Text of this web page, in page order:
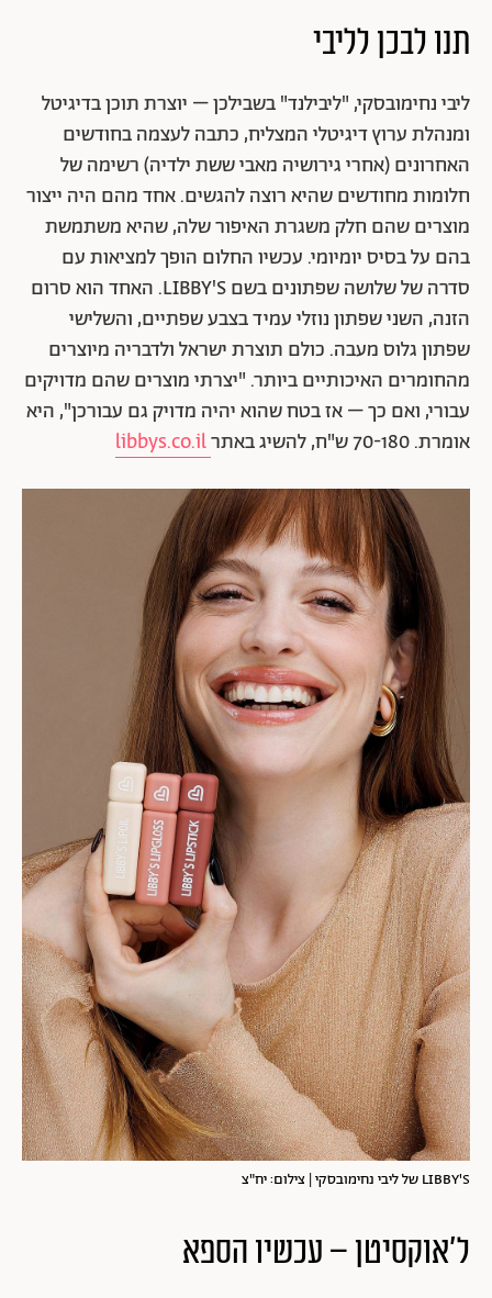
תנו לבכן לליבי
ליבי נחימובסקי, "ליבילנד" בשבילכן – יוצרת תוכן בדיגיטל
ומנהלת ערוץ דיגיטלי המצליח, כתבה לעצמה בחודשים
האחרונים (אחרי גירושיה מאבי ששת ילדיה) רשימה של
חלומות מחודשים שהיא רוצה להגשים. אחד מהם היה ייצור
מוצרים שהם חלק משגרת האיפור שלה, שהיא משתמשת
בהם על בסיס יומיומי. עכשיו החלום הופך למציאות עם
סדרה של שלושה שפתונים בשם LIBBY'S. האחד הוא סרום
הזנה, השני שפתון נוזלי עמיד בצבע שפתיים, והשלישי
שפתון גלוס מעבה. כולם תוצרת ישראל ולדבריה מיוצרים
מהחומרים האיכותיים ביותר. "יצרתי מוצרים שהם מדויקים
עבורי, ואם כך – אז בטח שהוא יהיה מדויק גם עבורכן", היא
אומרת. 70-180 ש"ח, להשיג באתר
LIBBY'S של ליבי נחימובסקי | צילום: יח"צ
ל'אוקסיטן – עכשיו הספא